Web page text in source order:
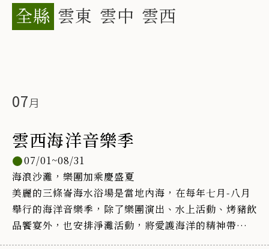
全縣 雲東 雲中 雲西
07
雲西海洋音樂季
07/01~08/31
海浪沙灘，樂團加乘慶盛夏
美麗的三條崙海水浴場是當地內海，在每年七月-八月
舉行的海洋音樂季，除了樂團演出、水上活動、烤豬飲
品饗宴外，也安排淨灘活動，將愛護海洋的精神帶入每
一個參與者心中。